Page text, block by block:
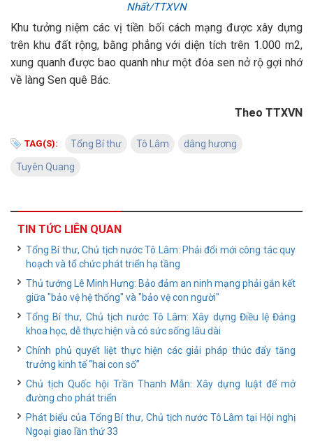
Nhất/TTXVN
Khu tưởng niệm các vị tiền bối cách mạng được xây dựng
trên khu đất rộng, bằng phẳng với diện tích trên 1.000 m2,
xung quanh được bao quanh như một đóa sen nở rộ gợi nhớ
về làng Sen quê Bác.
Theo TTXVN
TAG(S): Tổng Bí thư Tô Lâm dâng hương
Tuyên Quang
TIN TỨC LIÊN QUAN
Tổng Bí thư, Chủ tịch nước Tô Lâm: Phải đổi mới công tác quy
hoạch và tổ chức phát triển hạ tầng
Thủ tướng Lê Minh Hưng: Bảo đảm an ninh mạng phải gắn kết
giữa "bảo vệ hệ thống" và "bảo vệ con người"
Tổng Bí thư, Chủ tịch nước Tô Lâm: Xây dựng Điều lệ Đảng
khoa học, dễ thực hiện và có sức sống lâu dài
Chính phủ quyết liệt thực hiện các giải pháp thúc đẩy tăng
trưởng kinh tế “hai con số”
Chủ tịch Quốc hội Trần Thanh Mẫn: Xây dựng luật để mở
đường cho phát triển
Phát biểu của Tổng Bí thư, Chủ tịch nước Tô Lâm tại Hội nghị
Ngoại giao lần thứ 33